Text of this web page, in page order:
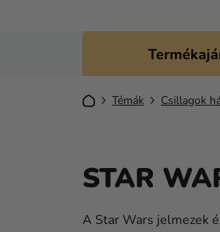
KezdőlapTémák Csillagok
STAR
A Star Wars jelmezek